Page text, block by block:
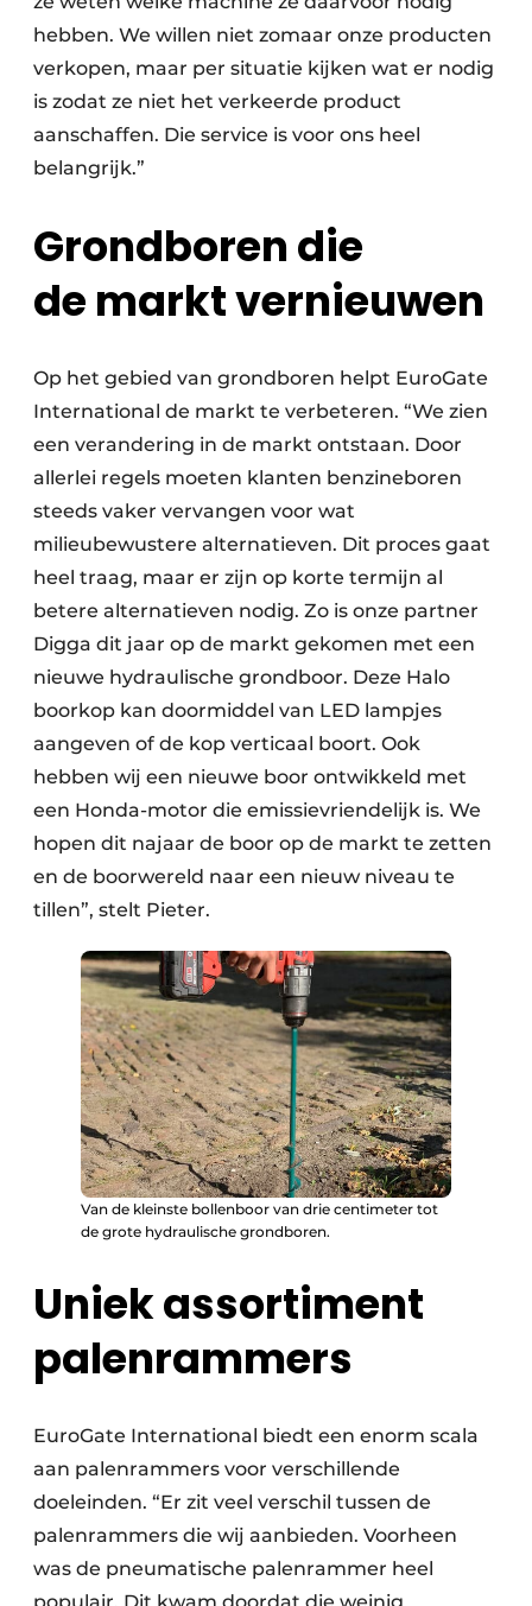
hebben. We willen niet zomaar onze producten
verkopen, maar per situatie kijken wat er nodig
is zodat ze niet het verkeerde product
aanschaffen. Die service is voor ons heel
belangrijk.”
Grondboren die
de markt vernieuwen
Op het gebied van grondboren helpt EuroGate
International de markt te verbeteren. “We zien
een verandering in de markt ontstaan. Door
allerlei regels moeten klanten benzineboren
steeds vaker vervangen voor wat
milieubewustere alternatieven. Dit proces gaat
heel traag, maar er zijn op korte termijn al
betere alternatieven nodig. Zo is onze partner
Digga dit jaar op de markt gekomen met een
nieuwe hydraulische grondboor. Deze Halo
boorkop kan doormiddel van LED lampjes
aangeven of de kop verticaal boort. Ook
hebben wij een nieuwe boor ontwikkeld met
een Honda-motor die emissievriendelijk is. We
hopen dit najaar de boor op de markt te zetten
en de boorwereld naar een nieuw niveau te
tillen”, stelt Pieter.
Van de kleinste bollenboor van drie centimeter tot
de grote hydraulische grondboren.
Uniek assortiment
palenrammers
EuroGate International biedt een enorm scala
aan palenrammers voor verschillende
doeleinden. “Er zit veel verschil tussen de
palenrammers die wij aanbieden. Voorheen
was de pneumatische palenrammer heel